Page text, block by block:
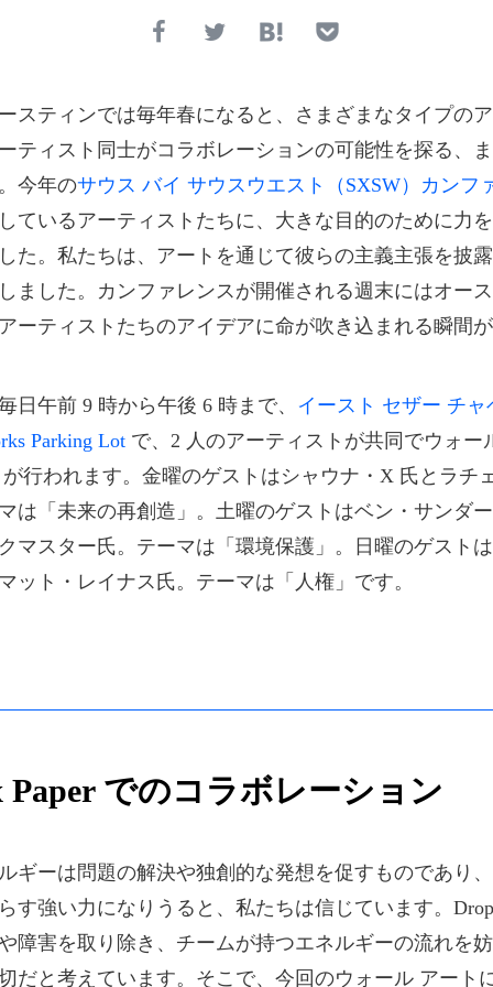
スティンでは毎年春になると、さまざまなタイプの
ティスト同士がコラボレーションの可能性を探る、
今年のサウス バイ サウスウエスト（SXSW）カンフ
ているアーティストたちに、大きな目的のために力
た。私たちは、アートを通じて彼らの主義主張を披
ました。カンファレンスが開催される週末にはオー
ーティストたちのアイデアに命が吹き込まれる瞬間
日午前 9 時から午後 6 時まで、 イースト セザー チャ
Parking Lot で、2 人のアーティストが共同でウォー
行われます。金曜のゲストはシャウナ・X 氏とラチ
は「未来の再創造」。土曜のゲストはベン・サンダ
マスター氏。テーマは「環境保護」。日曜のゲスト
ット・レイナス氏。テーマは「人権」です。
Paper でのコラボレーション
ギーは問題の解決や独創的な発想を促すものであり
す強い力になりうると、私たちは信じています。
障害を取り除き、チームが持つエネルギーの流れを
だと考えています。そこで、今回のウォール アート